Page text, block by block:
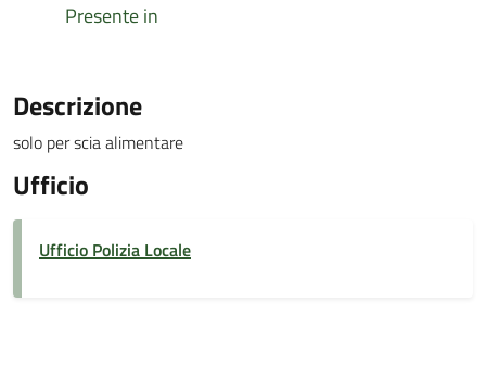
Presente in
Descrizione
solo per scia alimentare
Ufficio
Ufficio Polizia Locale